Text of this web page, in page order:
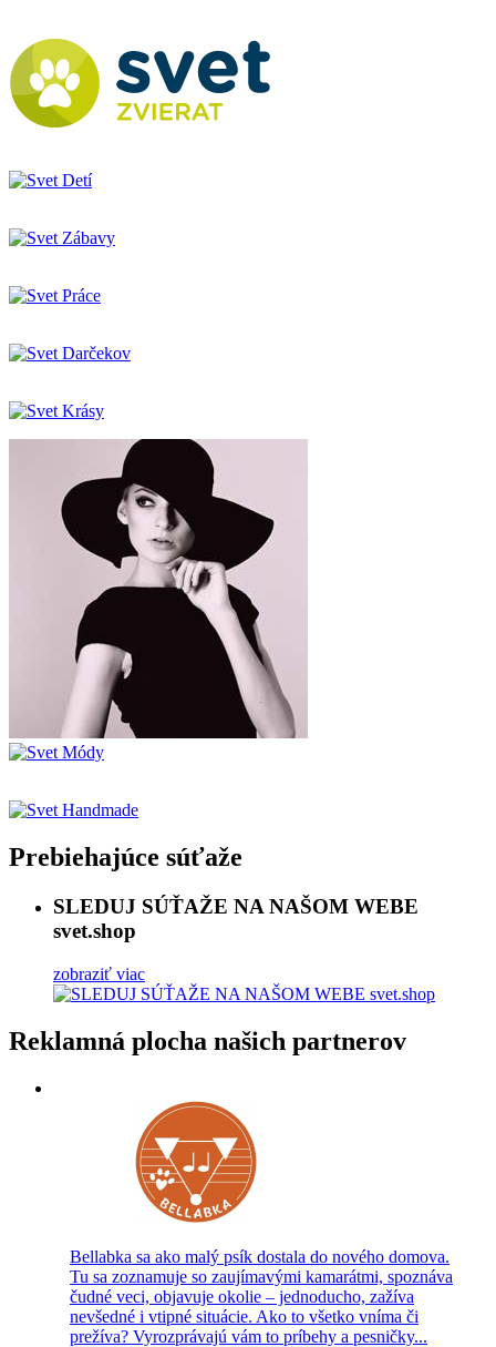
Prebiehajúce súťaže
SLEDUJ SÚŤAŽE NA NAŠOM WEBE
svet.shop
zobraziť viac
Reklamná plocha našich partnerov
Bellabka sa ako malý psík dostala do nového domova.
Tu sa zoznamuje so zaujímavými kamarátmi, spoznáva
čudné veci, objavuje okolie – jednoducho, zažíva
nevšedné i vtipné situácie. Ako to všetko vníma či
prežíva? Vyrozprávajú vám to príbehy a pesničky...